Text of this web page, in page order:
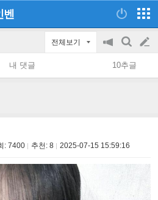
벤
전체보기
공
지
on/off
검
색
글
쓰
내 댓글 10추글
: 7400 추천: 8 2025-07-15 15:59:16